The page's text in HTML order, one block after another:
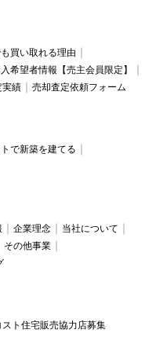
買い取れる理由
希望者情報【売主会員限定】
実績 売却査定依頼フォーム
で新築を建てる
企業理念
当社について
その他事業
スト住宅販売協力店募集